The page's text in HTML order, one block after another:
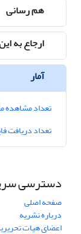
هم رسانی
ارجاع به
آمار
تعداد مشاهده
تعداد دریافت
دسترسی
صفحه اصلی
درباره نشریه
اعضای هیات